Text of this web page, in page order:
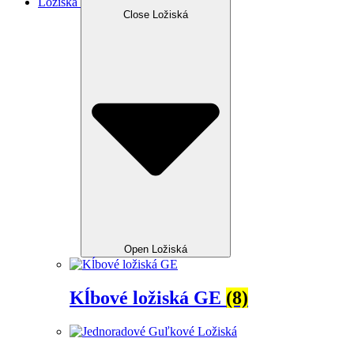
Close Ložiská
Open Ložiská
Kĺbové ložiská GE (8)